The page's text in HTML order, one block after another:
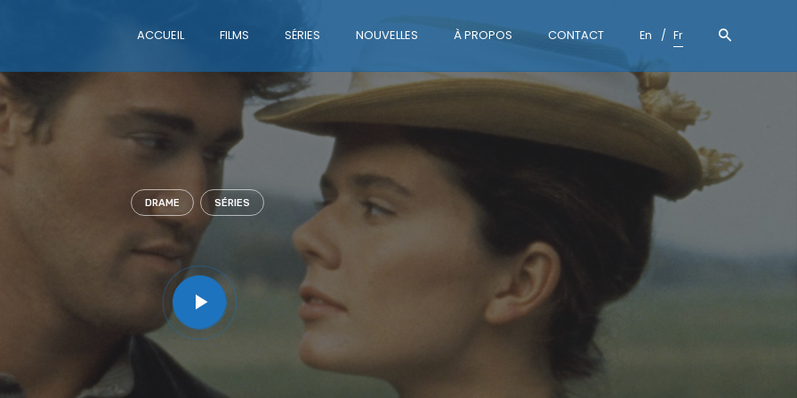
ACCUEIL FILMS SÉRIES NOUVELLES À PROPOS CONTACT En Fr
DRAME SÉRIES